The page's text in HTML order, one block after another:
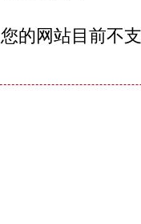
您的网站目前不